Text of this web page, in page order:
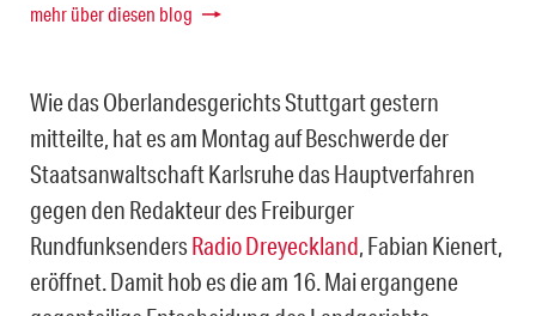
mehr über diesen blog
Wie das Oberlandesgerichts Stuttgart gestern
mitteilte, hat es am Montag auf Beschwer­de der
Staatsanwaltschaft Karlsruhe das Hauptverfahren
gegen den Redakteur des Frei­burger
RundfunksendersRadio Dreyeckland, Fabian Kienert,
eröffnet. Damit hob es die am 16. Mai ergangene